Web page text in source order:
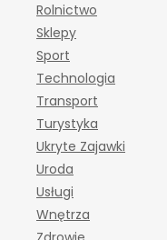
Rolnictwo
Sklepy
Sport
Technologia
Transport
Turystyka
Ukryte Zajawki
Uroda
Usługi
Wnętrza